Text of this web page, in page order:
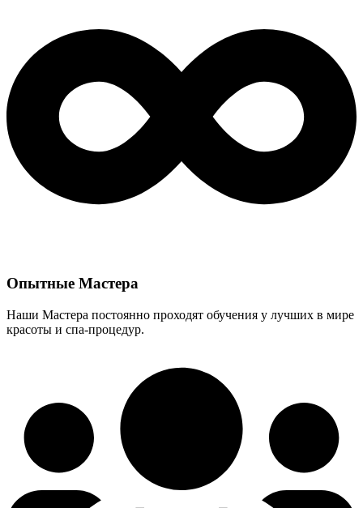
Опытные Мастера
Наши Мастера постоянно проходят обучения у лучших в мире
красоты и спа-процедур.